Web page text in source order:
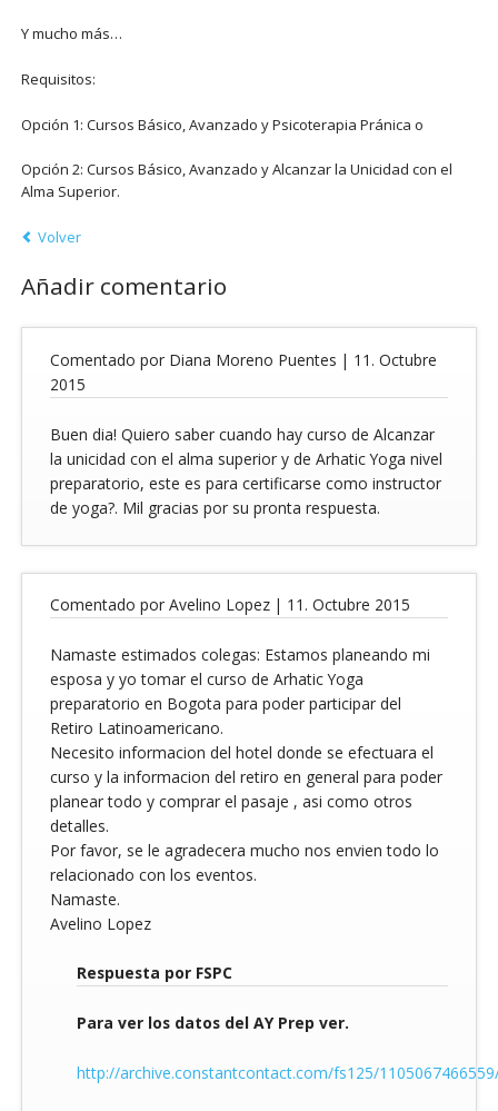
Y mucho más…
Requisitos:
Opción 1: Cursos Básico, Avanzado y Psicoterapia Pránica o
Opción 2: Cursos Básico, Avanzado y Alcanzar la Unicidad con el
Alma Superior.
Volver
Añadir comentario
Comentado por Diana Moreno Puentes | 11. Octubre
2015
Buen dia! Quiero saber cuando hay curso de Alcanzar
la unicidad con el alma superior y de Arhatic Yoga nivel
preparatorio, este es para certificarse como instructor
de yoga?. Mil gracias por su pronta respuesta.
Comentado por Avelino Lopez | 11. Octubre 2015
Namaste estimados colegas: Estamos planeando mi
esposa y yo tomar el curso de Arhatic Yoga
preparatorio en Bogota para poder participar del
Retiro Latinoamericano.
Necesito informacion del hotel donde se efectuara el
curso y la informacion del retiro en general para poder
planear todo y comprar el pasaje , asi como otros
detalles.
Por favor, se le agradecera mucho nos envien todo lo
relacionado con los eventos.
Namaste.
Avelino Lopez
Respuesta por FSPC
Para ver los datos del AY Prep ver.
http://archive.constantcontact.com/fs125/